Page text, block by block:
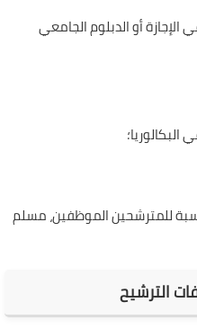
أو الدبلوم الجامعي
للمترشحين الموظفين، مسلم
الترشيح